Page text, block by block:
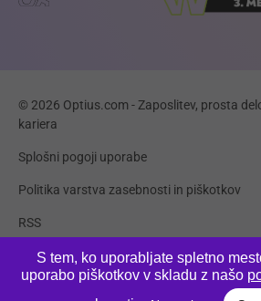
© 2026 Optius.com - Zaposlitev, prosta
kariera
Splošni pogoji uporabe
Politika varstva zasebnosti in piškotkov
RSS
Piškotki
S tem, ko uporabljate spletno
uporabo piškotkov v skladu z našo